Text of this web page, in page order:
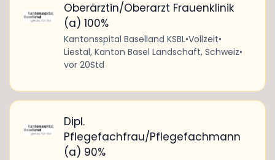
Oberärztin/Oberarzt Frauenklinik
(a) 100%
Kantonsspital Baselland KSBL•Vollzeit•
Liestal, Kanton Basel Landschaft, Schweiz•
vor 20Std
Dipl.
Pflegefachfrau/Pflegefachmann
(a) 90%